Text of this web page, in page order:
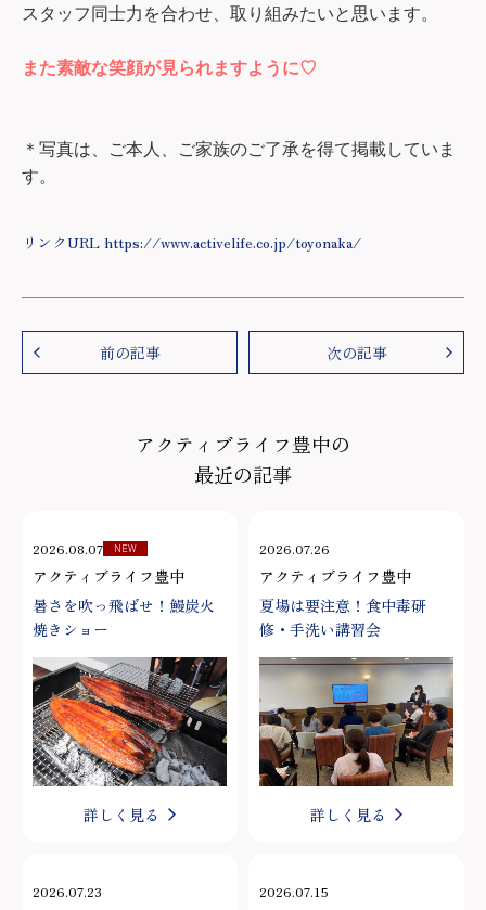
スタッフ同士力を合わせ、取り組みたいと思います。
また素敵な笑顔が見られますように♡
＊写真は、ご本人、ご家族のご了承を得て掲載していま
す。
リンクURL https://www.activelife.co.jp/toyonaka/
前の記事 次の記事
アクティブライフ豊中の
最近の記事
2026.08.07 NEW
アクティブライフ豊中
暑さを吹っ飛ばせ！鰻炭火
焼きショー
詳しく見る
2026.07.26
アクティブライフ豊中
夏場は要注意！食中毒研
修・手洗い講習会
詳しく見る
2026.07.23 2026.07.15